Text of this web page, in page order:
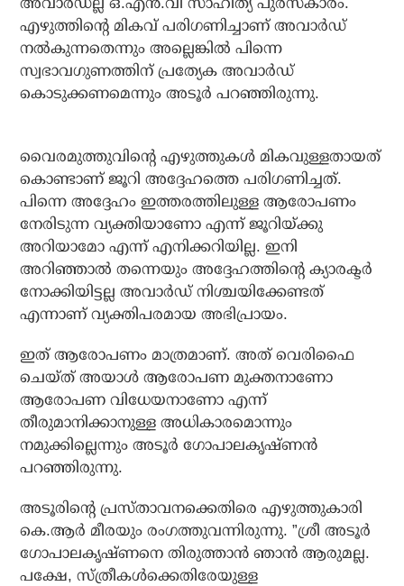
എഴുത്തിന്റെ മികവ് പരിഗണിച്ചാണ് അവാര്‍ഡ്
നല്‍കുന്നതെന്നും അല്ലെങ്കില്‍ പിന്നെ
സ്വഭാവഗുണത്തിന് പ്രത്യേക അവാര്‍ഡ്
കൊടുക്കണമെന്നും അടൂര്‍ പറഞ്ഞിരുന്നു.
വൈരമുത്തുവിന്റെ എഴുത്തുകള്‍ മികവുള്ളതായത്
കൊണ്ടാണ് ജൂറി അദ്ദേഹത്തെ പരിഗണിച്ചത്.
പിന്നെ അദ്ദേഹം ഇത്തരത്തിലുള്ള ആരോപണം
നേരിടുന്ന വ്യക്തിയാണോ എന്ന് ജൂറിയ്ക്കു
അറിയാമോ എന്ന് എനിക്കറിയില്ല. ഇനി
അറിഞ്ഞാല്‍ തന്നെയും അദ്ദേഹത്തിന്റെ ക്യാരക്ടര്‍
നോക്കിയിട്ടല്ല അവാര്‍ഡ് നിശ്ചയിക്കേണ്ടത്
എന്നാണ് വ്യക്തിപരമായ അഭിപ്രായം.
ഇത് ആരോപണം മാത്രമാണ്. അത് വെരിഫൈ
ചെയ്ത് അയാള്‍ ആരോപണ മുക്തനാണോ
ആരോപണ വിധേയനാണോ എന്ന്
തീരുമാനിക്കാനുള്ള അധികാരമൊന്നും
നമുക്കില്ലെന്നും അടൂര്‍ ഗോപാലകൃഷ്ണന്‍
പറഞ്ഞിരുന്നു.
അടൂരിന്റെ പ്രസ്താവനക്കെതിരെ എഴുത്തുകാരി
കെ.ആര്‍ മീരയും രംഗത്തുവന്നിരുന്നു. ”ശ്രീ അടൂര്‍
ഗോപാലകൃഷ്ണനെ തിരുത്താന്‍ ഞാന്‍ ആരുമല്ല.
പക്ഷേ, സ്ത്രീകള്‍ക്കെതിരേയുള്ള